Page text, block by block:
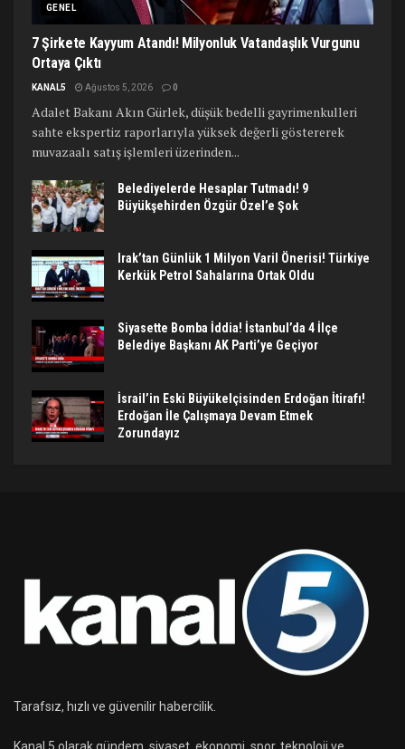
GENEL
7 Şirkete Kayyum Atandı! Milyonluk Vatandaşlık Vurgunu
Ortaya Çıktı
KANAL5 Ağustos 5, 2026 0
Adalet Bakanı Akın Gürlek, düşük bedelli gayrimenkulleri
sahte ekspertiz raporlarıyla yüksek değerli göstererek
muvazaalı satış işlemleri üzerinden...
Belediyelerde Hesaplar Tutmadı! 9
Büyükşehirden Özgür Özel’e Şok
Irak’tan Günlük 1 Milyon Varil Önerisi! Türkiye
Kerkük Petrol Sahalarına Ortak Oldu
Siyasette Bomba İddia! İstanbul’da 4 İlçe
Belediye Başkanı AK Parti’ye Geçiyor
İsrail’in Eski Büyükelçisinden Erdoğan İtirafı!
Erdoğan İle Çalışmaya Devam Etmek
Zorundayız
Tarafsız, hızlı ve güvenilir habercilik.